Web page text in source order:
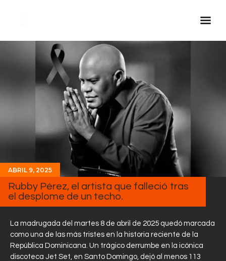
Inicio Real FM
Streaming
En Vivo
Descarga La APP
Programas
Noticias
Equipo
Sobre Nosotros
Contactos
ABRIL 9, 2025
Rubby Pérez, el artista que falleció tras
el desplome de un techo.
La madrugada del martes 8 de abril de 2025 quedó marcada
como una de las más tristes en la historia reciente de la
República Dominicana. Un trágico derrumbe en la icónica
discoteca Jet Set, en Santo Domingo, dejó al menos 113